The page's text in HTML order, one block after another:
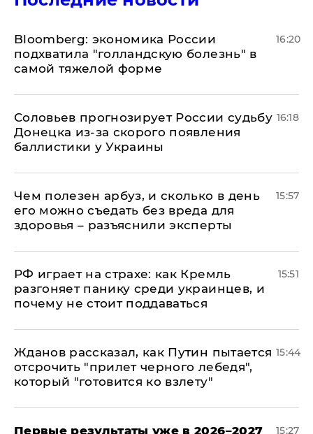
Bloomberg: экономика России
подхватила "голландскую болезнь" в
самой тяжелой форме
16:20
Соловьев прогнозирует России судьбу
Донецка из-за скорого появления
баллистики у Украины
16:18
Чем полезен арбуз, и сколько в день
его можно съедать без вреда для
здоровья – разъяснили эксперты
15:57
РФ играет на страхе: как Кремль
разгоняет панику среди украинцев, и
почему не стоит поддаваться
15:51
Жданов рассказал, как Путин пытается
отсрочить "прилет черного лебедя",
который "готовится ко взлету"
15:44
Первые результаты уже в 2026–2027
15:27